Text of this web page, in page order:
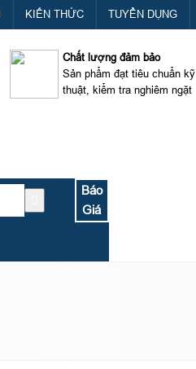
KIẾN THỨC TUYỂN DỤNG
Chất lượng đảm bảo
Sản phẩm đạt tiêu chuẩn kỹ
thuật, kiểm tra nghiêm ngặt
Báo
Giá